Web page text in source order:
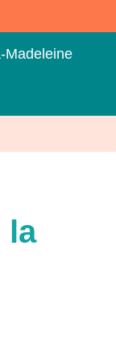
Madeleine
la